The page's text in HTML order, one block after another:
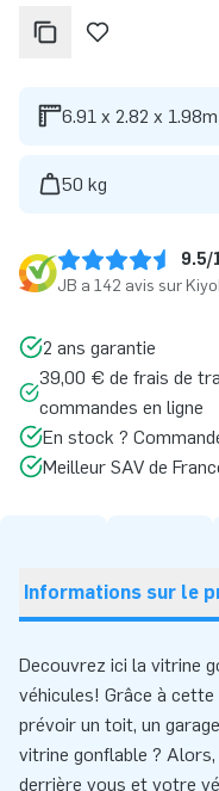
6.91 x 2.82 x 1.98m
50 kg
9.5/
JB a 142 avis sur
2 ans garantie
39,00 € de frais de
commandes en ligne
En stock ?
Meilleur SAV de
Informations sur le
Decouvrez ici la vitrine
véhicules! Grâce à
prévoir un toit, un
vitrine gonflable ?
derrière vous et votre